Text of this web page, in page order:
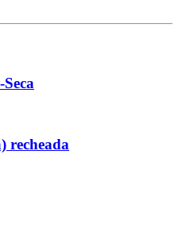
recheada